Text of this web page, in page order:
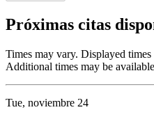
Próximas citas
Times may vary. Displayed
Additional times may be
Tue, noviembre 24